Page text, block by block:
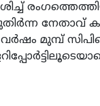
വര്‍ഷം മുമ്പ്